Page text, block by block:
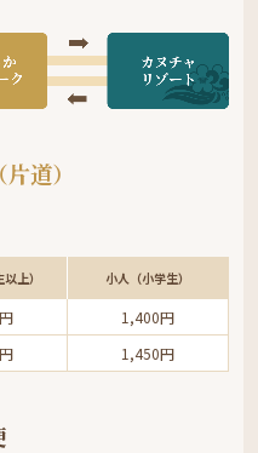
道）
上） 小人（小学生）
1,400円
1,450円